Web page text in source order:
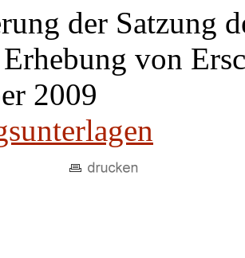
der Satzung
von
2009